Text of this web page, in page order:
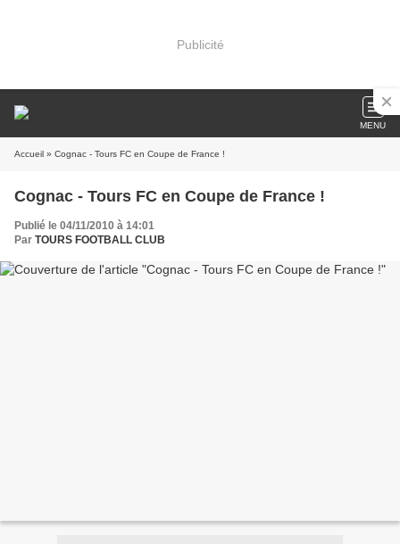
Publicité
MENU
Accueil » Cognac - Tours FC en Coupe de France !
Cognac - Tours FC en Coupe de France !
Publié le 04/11/2010 à 14:01
Par TOURS FOOTBALL CLUB